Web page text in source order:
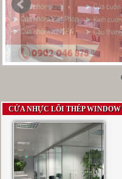
CỬA NHỰC LÕI THÉP WINDOW